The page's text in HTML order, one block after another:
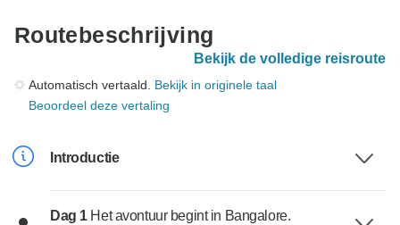
Routebeschrijving
Bekijk de volledige reisroute
Automatisch vertaald. Bekijk in originele taal
Beoordeel deze vertaling
Introductie
Dag 1 Het avontuur begint in Bangalore.